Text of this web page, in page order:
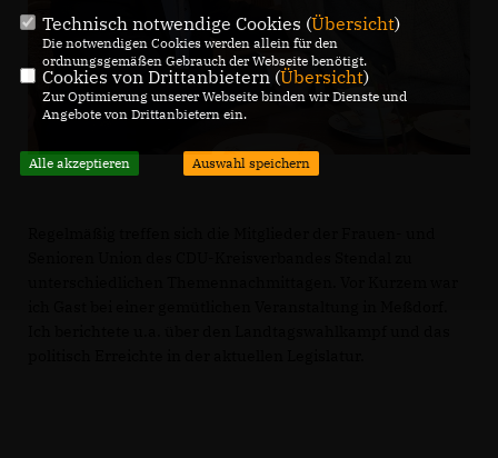
Technisch notwendige Cookies (Übersicht)
Die notwendigen Cookies werden allein für den
ordnungsgemäßen Gebrauch der Webseite benötigt.
Cookies von Drittanbietern (Übersicht)
Zur Optimierung unserer Webseite binden wir Dienste und
Angebote von Drittanbietern ein.
Alle akzeptieren Auswahl speichern